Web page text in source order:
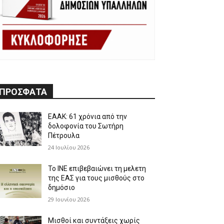
ΕΑΑΚ: 61 χρόνια από την
δολοφονία του Σωτήρη
Πέτρουλα
24 Ιουλίου 2026
Το ΙΝΕ επιβεβαιώνει τη μελετη
της ΕΑΣ για τους μισθούς στο
δημόσιο
29 Ιουνίου 2026
Μισθοί και συντάξεις χωρίς